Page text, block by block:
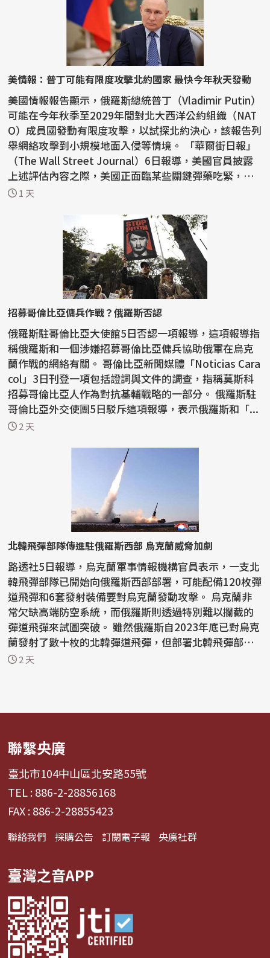
美情報：普丁可能有限度攻擊北約國家 最快今年秋天發動
美國情報報告顯示，俄羅斯總統普丁（Vladimir Putin）
可能在今年秋季至2029年間對北大西洋公約組織（NAT
O）成員國發動有限度攻擊，以試探北約決心，該報告列
舉網絡攻擊到小規模地面入侵等情境。 「華爾街日報」
（The Wall Street Journal）6日報導，美國官員披露
上述評估內容之際，美國正面臨某些關鍵彈藥吃緊，
一...1 天
招募哥倫比亞傭兵作戰？俄羅斯否認
俄羅斯駐哥倫比亞大使館5日否認一項報導，這項報導指
稱俄羅斯和一個涉嫌招募哥倫比亞傭兵協助俄軍在烏克
蘭作戰的網絡有關。 哥倫比亞新聞媒體「Noticias Cara
col」3日刊登一項包括證詞與文件的調查，指稱莫斯科
招募哥倫比亞人作為對抗基輔戰略的一部分。 俄羅斯駐
哥倫比亞外交使團5日駁斥這項報導，表示俄羅斯和「...
2 天
北韓飛彈部隊傳進駐俄羅斯西部 烏克蘭威脅加劇
路透社5日報導，烏克蘭軍事情報機構官員表示，一支北
韓飛彈部隊已開始向俄羅斯西部部署，可能配備120枚彈
道飛彈和6套發射裝備要對烏克蘭發動攻擊。 烏克蘭非
常欠缺高端防空系統，而俄羅斯則透過特別難以攔截的
彈道飛彈來試圖突破。 雖然俄羅斯自2023年底已對烏克
蘭發射了數十枚的北韓彈道飛彈，但部署北韓飛彈部
隊...2 天
聯繫央廣
臺北市104中山區北安路55號
TEL : 886-2-28856168
FAX : 886-2-28855423
聯絡我們 採購公告 訂閱電子報 央廣社群
臺灣之音APP